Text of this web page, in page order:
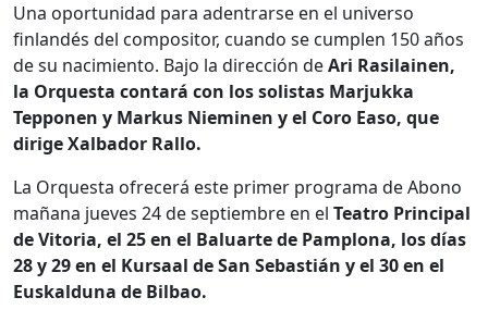
Una oportunidad para adentrarse en el universo
finlandés del compositor, cuando se cumplen 150 años
de su nacimiento. Bajo la dirección deAri Rasilainen,
la Orquesta contará con los solistas Marjukka
Tepponen y Markus Nieminen y el Coro Easo, que
dirige Xalbador Rallo.
La Orquesta ofrecerá este primer programa de Abono
mañana jueves 24 de septiembre en el Teatro Principal
de Vitoria, el 25 en el Baluarte de Pamplona, los días
28 y 29 en el Kursaal de San Sebastián y el 30 en el
Euskalduna de Bilbao.